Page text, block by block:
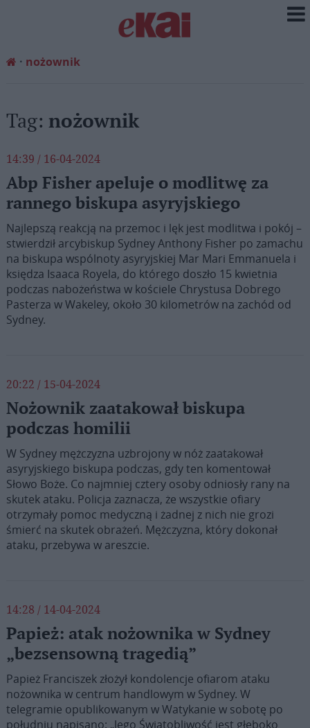
nożownik
Tag: nożownik
14:39 / 16-04-2024
Abp Fisher apeluje o modlitwę za
rannego biskupa asyryjskiego
Najlepszą reakcją na przemoc i lęk jest modlitwa i pokój –
stwierdził arcybiskup Sydney Anthony Fisher po zamachu
na biskupa wspólnoty asyryjskiej Mar Mari Emmanuela i
księdza Isaaca Royela, do którego doszło 15 kwietnia
podczas nabożeństwa w kościele Chrystusa Dobrego
Pasterza w Wakeley, około 30 kilometrów na zachód od
Sydney.
20:22 / 15-04-2024
Nożownik zaatakował biskupa
podczas homilii
W Sydney mężczyzna uzbrojony w nóż zaatakował
asyryjskiego biskupa podczas, gdy ten komentował
Słowo Boże. Co najmniej cztery osoby odniosły rany na
skutek ataku. Policja zaznacza, że wszystkie ofiary
otrzymały pomoc medyczną i żadnej z nich nie grozi
śmierć na skutek obrażeń. Mężczyzna, który dokonał
ataku, przebywa w areszcie.
14:28 / 14-04-2024
Papież: atak nożownika w Sydney
„bezsensowną tragedią”
Papież Franciszek złożył kondolencje ofiarom ataku
nożownika w centrum handlowym w Sydney. W
telegramie opublikowanym w Watykanie w sobotę po
południu napisano: „Jego Świątobliwość jest głęboko